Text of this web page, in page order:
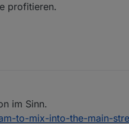
profitieren.
im Sinn.
to-mix-into-the-main-